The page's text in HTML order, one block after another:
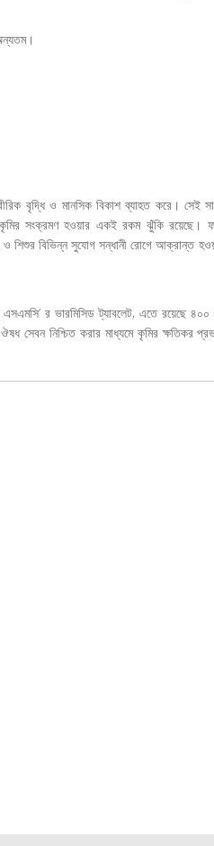
বৃদ্ধি ও মানসিক বিকাশ ব্যাহত করে। সেই
সংক্রমণ হওয়ার একই রকম ঝুঁকি রয়েছে।
ও শিশুর বিভিন্ন সুযোগ সন্ধানী রোগে আক্রান্ত
র ভারমিসিড ট্যাবলেট, এতে রয়েছে ৪০০
সেবন নিশ্চিত করার মাধ্যমে কৃমির ক্ষতিকর